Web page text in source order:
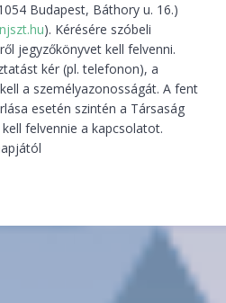
Budapest, Báthory u. 16.)
). Kérésére szóbeli
jegyzőkönyvet kell felvenni.
kér (pl. telefonon), a
a személyazonosságát. A fent
esetén szintén a Társaság
felvennie a kapcsolatot.